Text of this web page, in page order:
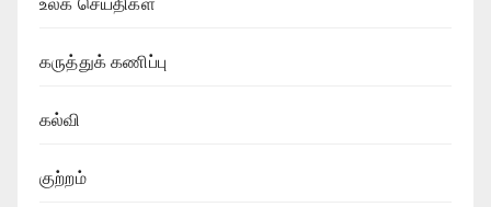
கருத்துக் கணிப்பு
கல்வி
குற்றம்